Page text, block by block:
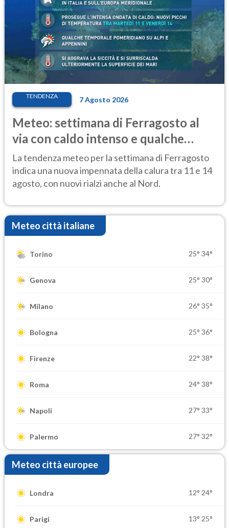
TENDENZA 7 Agosto 2026
Meteo: settimana di Ferragosto al
via con caldo intenso e qualche
temporale
La tendenza meteo per la settimana di Ferragosto
indica una nuova impennata della calura tra 11 e 14
agosto, con nuovi rialzi anche al Nord.
Meteo città italiane
Torino 25° 34°
Genova 25° 30°
Milano 26° 35°
Bologna 25° 36°
Firenze 22° 38°
Roma 24° 38°
Napoli 27° 33°
Palermo 27° 32°
Meteo città europee
Londra 12° 24°
Parigi 13° 25°